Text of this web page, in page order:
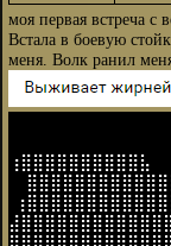
моя первая встреча с
Встала в боевую
меня. Волк ранил
⢰⣿⣿⣿⣿⣿⣿⣿⣿⣿⣿⣧
⠀